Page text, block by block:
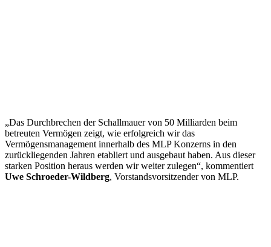
„Das Durchbrechen der Schallmauer von 50 Milliarden beim
betreuten Vermögen zeigt, wie erfolgreich wir das
Vermögensmanagement innerhalb des MLP Konzerns in den
zurückliegenden Jahren etabliert und ausgebaut haben. Aus dieser
starken Position heraus werden wir weiter zulegen“, kommentiert
Uwe Schroeder-Wildberg, Vorstandsvorsitzender von MLP.